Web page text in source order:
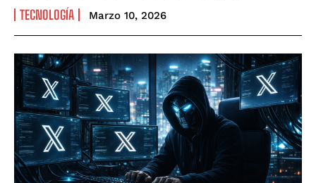
TECNOLOGÍA Marzo 10, 2026